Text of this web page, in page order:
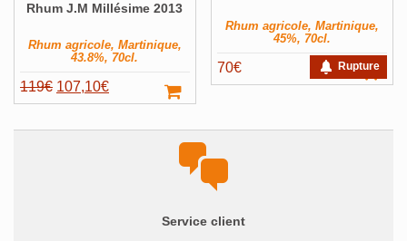
Voir ▼
Volume Voir ▼
Filter
Rhum J.M Millésime 2013
Rhum agricole, Martinique,
43.8%, 70cl.
119€ Le
prix
initial
107,10€Le
prix
actuel
Rupture
Rhum agricole, Martinique,
45%, 70cl.
70€
Service client